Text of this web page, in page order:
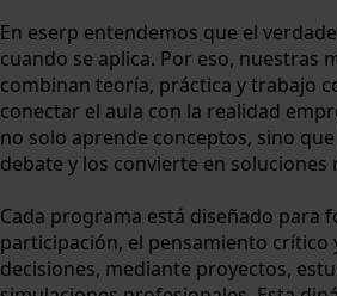
En eserp entendemos que el
cuando se aplica. Por eso, nuestras
combinan teoría, práctica y trabajo
conectar el aula con la realidad
no solo aprende conceptos, sino
debate y los convierte en soluciones
Cada programa está diseñado para
participación, el pensamiento crítico
decisiones, mediante proyectos,